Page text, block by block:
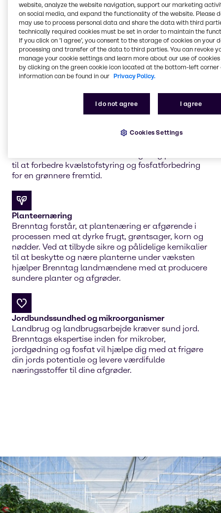
Plantebeskyttelse og hjælpestoffer
At holde dine afgrøder sikre og sunde til høsten er
den højeste prioritet for enhver industriel
landmand. Lad Brenntag hjælpe dig med at
vedligeholde din dyrkning af afgrøder med
pålidelige, kemiske løsninger til beskyttelse mod
Kvælstofstyring og fordampningsprocessen er et
til at forbedre kvælstofstyring og fosfatforbedring
for en grønnere fremtid.
Planteernæring
Brenntag forstår, at plantenæring er afgørende i
processen med at dyrke frugt, grøntsager, korn og
nødder. Ved at tilbyde sikre og pålidelige kemikalier
til at beskytte og nære planterne under væksten
hjælper Brenntag landmændene med at producere
sundere planter og afgrøder.
Jordbundssundhed og mikroorganismer
Landbrug og landbrugsarbejde kræver sund jord.
Brenntags ekspertise inden for mikrober,
jordgødning og fosfat vil hjælpe dig med at frigøre
din jords potentiale og levere værdifulde
næringsstoffer til dine afgrøder.
website, analyze the website navigation, support our marketing
on social media, and expand the functionality of the website. Please
may use to process personal data and share the data with third
technically required cookies must be set in order to maintain the
If you click on ’I agree’, you consent to the storage of cookies on your
processing and transfer of the data to third parties. You can revoke
manage your cookie settings and learn more about our use of cookies
by clicking on the green cookie icon located at the bottom-left corner
information can be found in our Privacy Policy.
I do not agree I agree
Cookies Settings